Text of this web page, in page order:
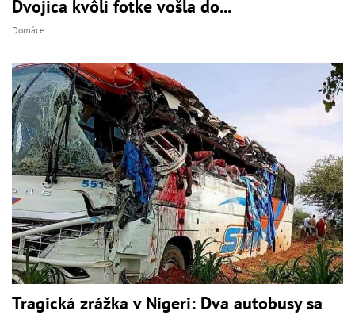
Dvojica kvôli fotke vošla do...
Domáce
Tragická zrážka v Nigeri: Dva autobusy sa